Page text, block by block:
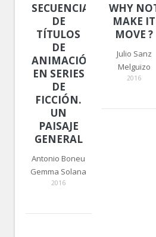
SECUENCIAS
DE
TÍTULOS
DE
ANIMACIÓN
EN SERIES
DE
FICCIÓN.
UN
PAISAJE
GENERAL
Antonio Boneu
Gemma Solana
2016
WHY
MAKE IT
MOVE ?
Julio Sanz
Melguizo
2016